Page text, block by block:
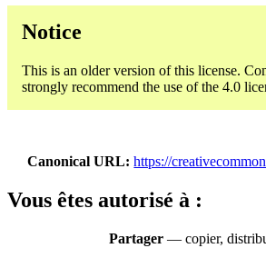
Notice
This is an older version of this license.
strongly recommend the use of the 4.0
Canonical URL https://
Vous êtes autorisé à :
Partager — copier,